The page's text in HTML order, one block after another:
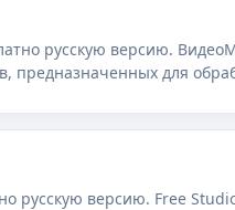
русскую версию.
предназначенных для
русскую версию. Free